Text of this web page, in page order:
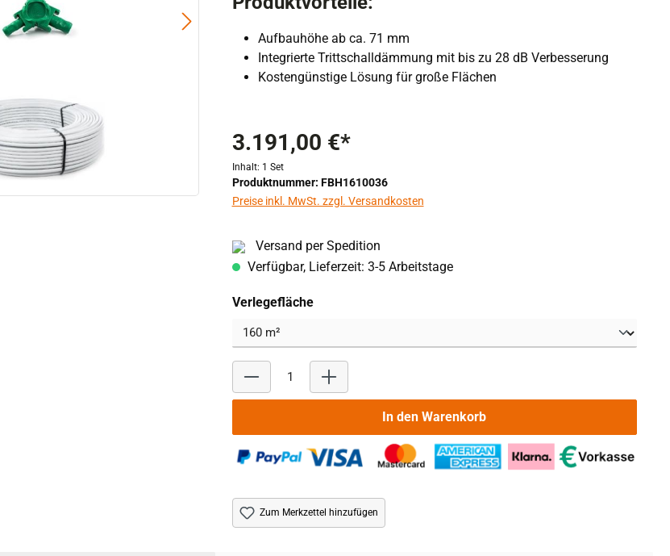
Aufbauhöhe ab ca. 71 mm
Integrierte Trittschalldämmung mit bis zu 28 dB Verbesserung
Kostengünstige Lösung für große Flächen
3.191,00 €*
Inhalt: 1 Set
Produktnummer: FBH1610036
Preise inkl. MwSt. zzgl. Versandkosten
Versand per Spedition
Verfügbar, Lieferzeit: 3-5 Arbeitstage
Verlegeflächeauswählen
In den Warenkorb
Zum Merkzettel hinzufügen